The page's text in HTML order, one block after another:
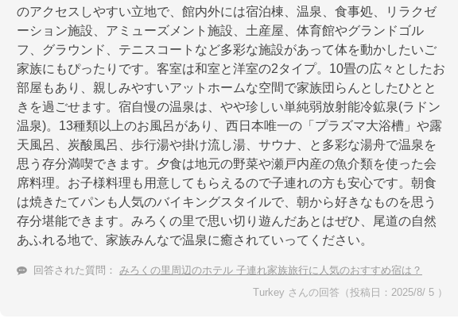
のアクセスしやすい立地で、館内外には宿泊棟、温泉、食事処、リラクゼ
ーション施設、アミューズメント施設、土産屋、体育館やグランドゴル
フ、グラウンド、テニスコートなど多彩な施設があって体を動かしたいご
家族にもぴったりです。客室は和室と洋室の2タイプ。10畳の広々としたお
部屋もあり、親しみやすいアットホームな空間で家族団らんとしたひとと
きを過ごせます。宿自慢の温泉は、やや珍しい単純弱放射能冷鉱泉(ラドン
温泉)。13種類以上のお風呂があり、西日本唯一の「プラズマ大浴槽」や露
天風呂、炭酸風呂、歩行湯や掛け流し湯、サウナ、と多彩な湯舟で温泉を
思う存分満喫できます。夕食は地元の野菜や瀬戸内産の魚介類を使った会
席料理。お子様料理も用意してもらえるので子連れの方も安心です。朝食
は焼きたてパンも人気のバイキングスタイルで、朝から好きなものを思う
存分堪能できます。みろくの里で思い切り遊んだあとはぜひ、尾道の自然
あふれる地で、家族みんなで温泉に癒されていってください。
回答された質問： みろくの里周辺のホテル 子連れ家族旅行に人気のおすすめ宿は？
Turkey さんの回答（投稿日：2025/8/ 5 ）